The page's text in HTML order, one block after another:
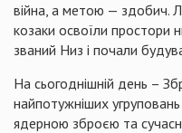
війна, а метою — здобич.
козаки освоїли простори
званий Низ і почали
На сьогоднішній день –
найпотужніших
ядерною зброєю та